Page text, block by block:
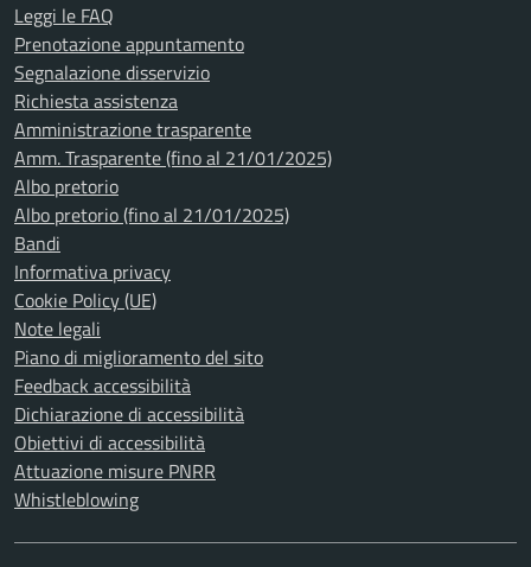
Leggi le FAQ
Prenotazione appuntamento
Segnalazione disservizio
Richiesta assistenza
Amministrazione trasparente
Amm. Trasparente (fino al 21/01/2025)
Albo pretorio
Albo pretorio (fino al 21/01/2025)
Bandi
Informativa privacy
Cookie Policy (UE)
Note legali
Piano di miglioramento del sito
Feedback accessibilità
Dichiarazione di accessibilità
Obiettivi di accessibilità
Attuazione misure PNRR
Whistleblowing